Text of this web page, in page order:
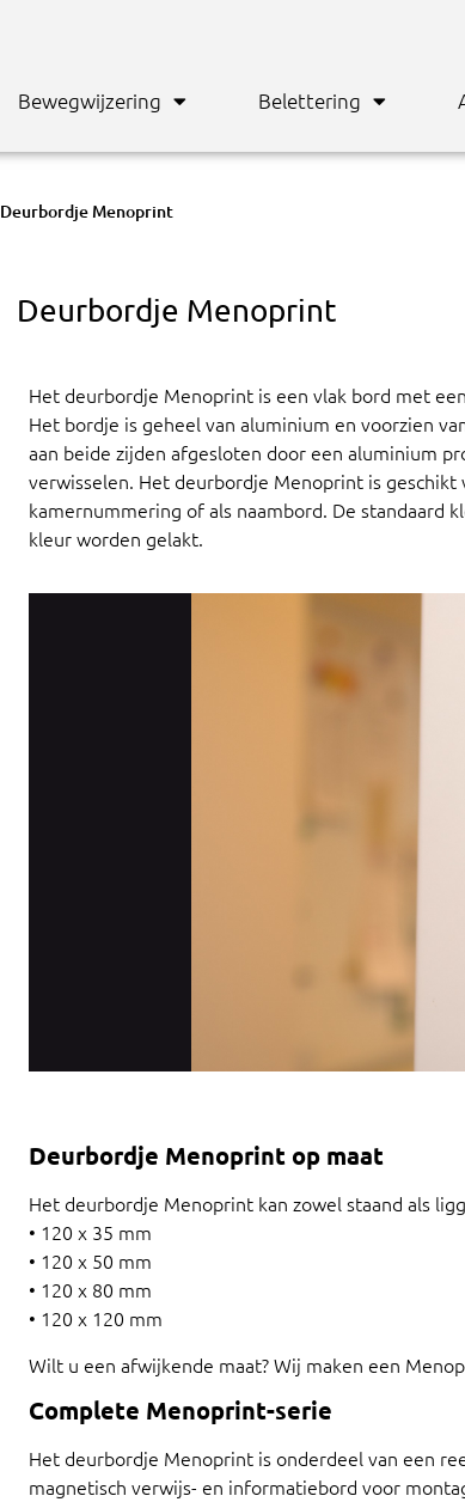
Bewegwijzering Belettering
Deurbordje Menoprint
Deurbordje Menoprint
Het deurbordje Menoprint is een vlak bord met
Het bordje is geheel van aluminium en voorzien
aan beide zijden afgesloten door een aluminium
verwisselen. Het deurbordje Menoprint is
kamernummering of als naambord. De standaard
kleur worden gelakt.
Deurbordje Menoprint op maat
Het deurbordje Menoprint kan zowel staand als
• 120 x 35 mm
• 120 x 50 mm
• 120 x 80 mm
• 120 x 120 mm
Wilt u een afwijkende maat? Wij maken een
Complete Menoprint-serie
Het deurbordje Menoprint is onderdeel van een
magnetisch verwijs- en informatiebord voor